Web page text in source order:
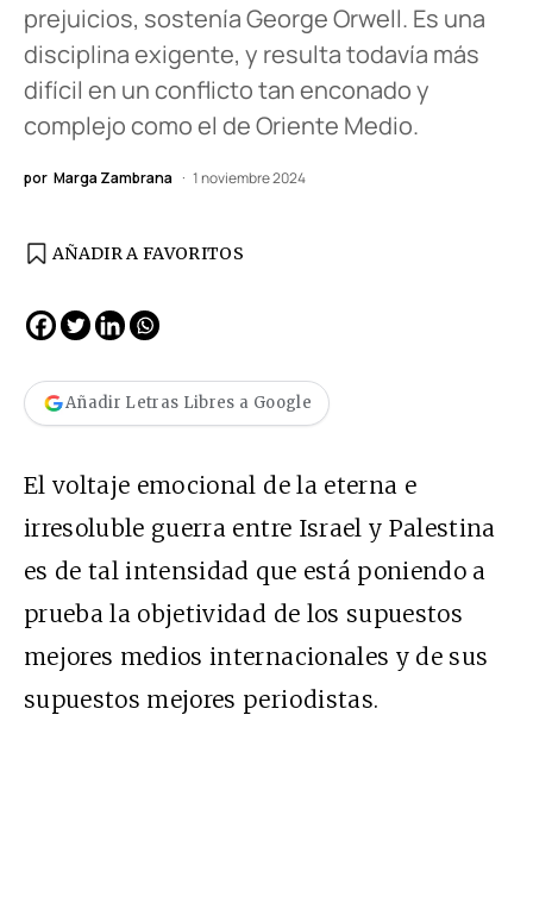
prejuicios, sostenía George Orwell. Es una
disciplina exigente, y resulta todavía más
difícil en un conflicto tan enconado y
complejo como el de Oriente Medio.
por Marga Zambrana 1 noviembre 2024
AÑADIR A FAVORITOS
Añadir Letras Libres a Google
El voltaje emocional de la eterna e
irresoluble guerra entre Israel y Palestina
es de tal intensidad que está poniendo a
prueba la objetividad de los supuestos
mejores medios internacionales y de sus
supuestos mejores periodistas.